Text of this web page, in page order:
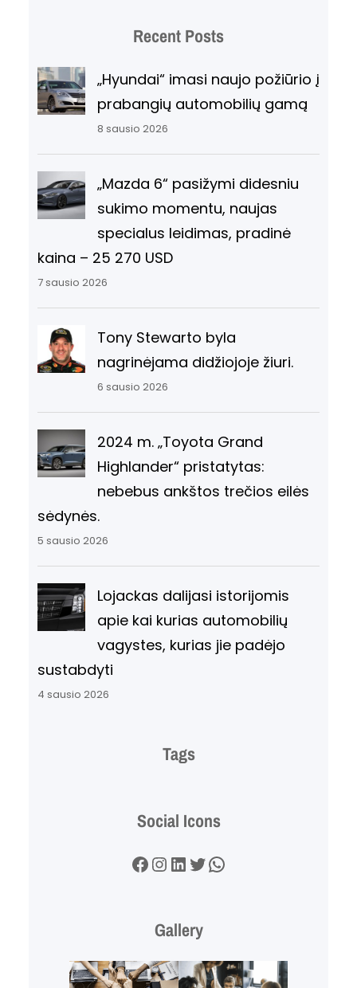
Recent Posts
„Hyundai“ imasi naujo požiūrio į
prabangių automobilių gamą
8 sausio 2026
„Mazda 6“ pasižymi didesniu
sukimo momentu, naujas
specialus leidimas, pradinė
kaina – 25 270 USD
7 sausio 2026
Tony Stewarto byla
nagrinėjama didžiojoje žiuri.
6 sausio 2026
2024 m. „Toyota Grand
Highlander“ pristatytas:
nebebus ankštos trečios eilės
sėdynės.
5 sausio 2026
Lojackas dalijasi istorijomis
apie kai kurias automobilių
vagystes, kurias jie padėjo
sustabdyti
4 sausio 2026
Tags
Social Icons
Facebook InstagramLinkedIn Twitter WhatsApp
Gallery